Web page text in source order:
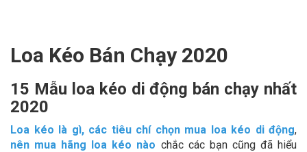
Loa Kéo Bán Chạy 2020
15 Mẫu loa kéo di động bán chạy nhất
2020
Loa kéo là gì, các tiêu chí chọn mua loa kéo di động,
nên mua hãng loa kéo nào chắc các bạn cũng đã hiểu